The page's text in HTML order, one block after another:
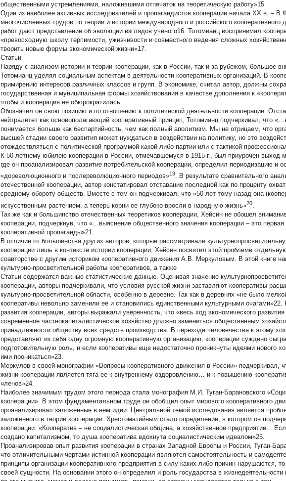
общественными устремлениями, наложившими отпечаток на теоретическую работу»15.
Один из наиболее активных исследователей и пропагандистов кооперации начала ХХ в. –
многочисленных трудов по теории и истории международного и российского кооперативного
работ дают представление об эволюции взглядов ученого16. Тотомианц воспринимал
«превосходную школу терпимости, уживчивости и совместного ведения сложных
творить новые формы экономической жизни»17.
Статьи
Наряду с анализом истории и теории кооперации, как в России, так и за рубежом, большое
Тотомианц уделял социальным аспектам в деятельности кооперативных организаций. В
примирению интересов различных классов и групп. В экономике, считал автор, должны
государственная и муниципальная формы хозяйствования в качестве дополнения к
чтобы и кооперация не обюрократилась.
Обозначил он свою позицию и по отношению к политической деятельности кооперации.
нейтралитет как основополагающий кооперативный принцип, Тотомианц подчеркивал, что
понимается больше как беспартийность, чем как полный аполитизм. Мы не отрицаем, что
высшей стадии своего развития может нуждаться в воздействии на политику, но это
отождествляться с политической программой какой-либо партии или с тактикой
К 50-летнему юбилею кооперации в России, отмечавшемуся в 1915 г., был приурочен выход
где он проанализировал развитие потребительской кооперации, определил периодизацию и
«дореволюционного и послереволюционного периодов»19. В результате сравнительного
отечественной кооперации, автор констатировал отставание последней как по проценту
среднему обороту обществ. Вместе с тем он подчеркивал, что «50 лет тому назад она
искусственным растением, а теперь корни ее глубоко вросли в народную жизнь»20
Так же как и большинство отечественных теоретиков кооперации, Хейсин не обошел
кооперации, подчеркнув, что «…выяснение общественного значения кооперации – это
кооперативной пропаганды»21.
В отличие от большинства других авторов, которые рассматривали
кооперации лишь в контексте истории кооперации, Хейсин посвятил этой проблеме
соавторстве с другим историком кооперативного движения А.В. Меркуловым. В этой книге
культурно-просветительной работы кооперативов, а также
Статьи содержатся важные статистические данные. Оценивая значение
кооперации, авторы подчеркивали, что условия русской жизни заставляют кооперативы
культурно-просветительной области, особенно в деревне. Так как в деревнях «не было
кооперативы невольно заменили ее и становились единственными культурными очагами»22.
развития кооперации, авторы выражали уверенность, что «весь ход экономического
современное частнокапиталистическое хозяйство должно замениться общественным
принадлежности обществу всех средств производства. В переходе человечества к этому
представляет из себя одну огромную кооперативную организацию, кооперации суждено
подготовительную роль, и если кооперативы еще недостаточно проникнуты идеями нового
ими проникаться»23.
Меркулов в своей монографии «Вопросы кооперативного движения в России» подчеркивал,
жизни кооперации является тяга ее к внутреннему оздоровлению… и к повышению
членов»24.
Наиболее значимым трудом этого периода стала монография М.И. Туган-Барановского
кооперации». В этом фундаментальном труде он обобщил опыт мирового кооперативного
проанализировал заложенные в нем идеи. Центральной темой исследования является
заложенного в теории кооперации. Хрестоматийным стало определение, в котором он
кооперации: «Кооператив – не социалистическая община, а хозяйственное
создано капитализмом, то душа кооператива вдохнута социалистическим идеалом»25.
Проанализировав опыт развития кооперации в странах Западной Европы и России, Туган-
что отличительными чертами истинной кооперации являются самостоятельность и
принципы организации кооперативного предприятия в силу каких-либо причин нарушаются,
своей сущности. На основании этого он определил и роль государства в жизнедеятельности